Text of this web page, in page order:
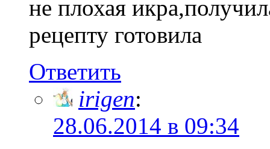
не плохая
рецепту готовила
Ответить
irigen:
28.06.2014 в 09:34